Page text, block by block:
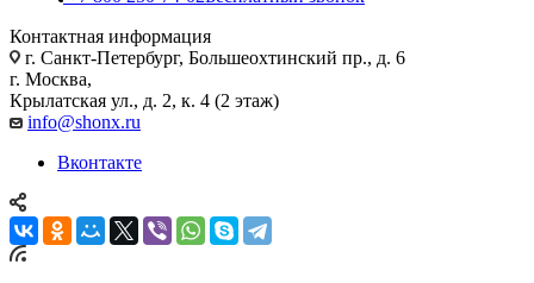
Контактная информация
г. Санкт-Петербург, Большеохтинский пр., д. 6
г. Москва,
Крылатская ул., д. 2, к. 4 (2 этаж)
info@shonx.ru
Вконтакте